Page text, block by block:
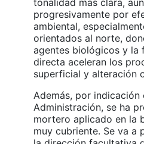
progresivamente por
ambiental,
orientados al norte,
agentes biológicos y la
directa aceleran los
superficial y alteración
Además, por indicación
Administración, se ha
mortero aplicado en la
muy cubriente. Se va a